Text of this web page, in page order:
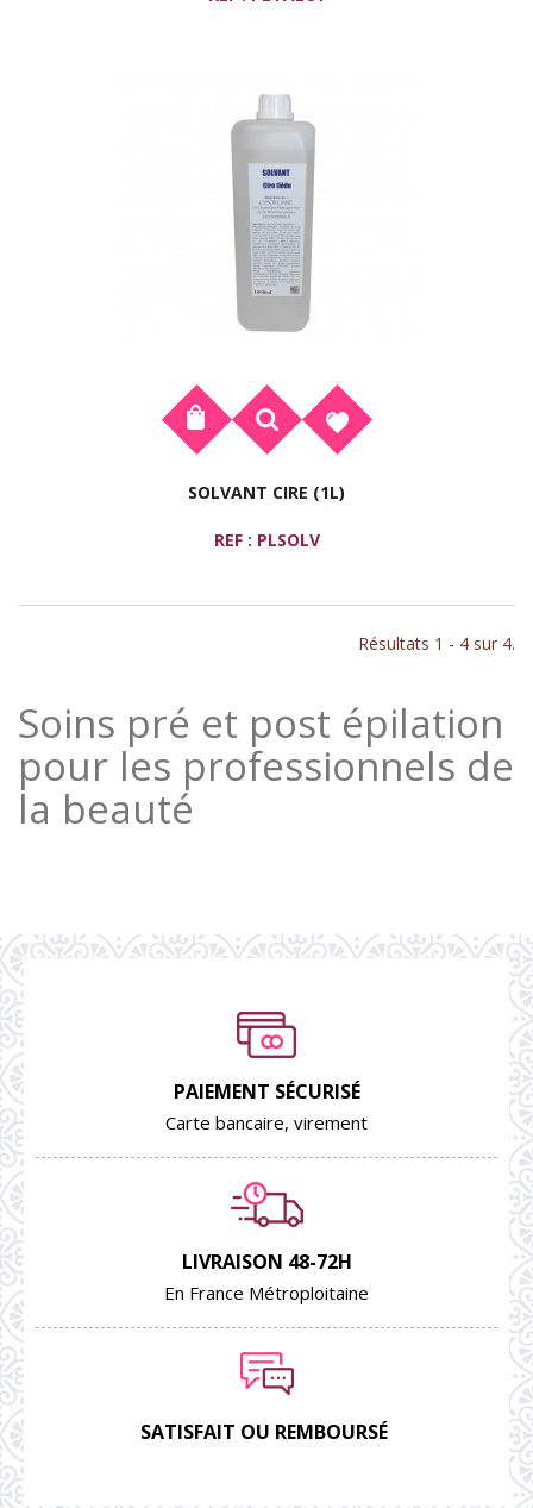
SOLVANT CIRE (1L)
REF : PLSOLV
Résultats 1 - 4 sur 4.
Soins pré et post épilation
pour les professionnels de
la beauté
PAIEMENT SÉCURISÉ
Carte bancaire, virement
LIVRAISON 48-72H
En France Métroploitaine
SATISFAIT OU REMBOURSÉ